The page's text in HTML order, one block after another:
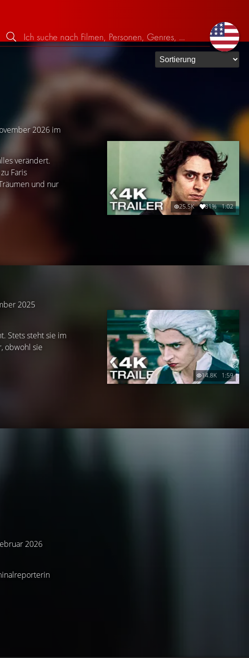
2026 im
verändert.
Faris
und nur
25.5K 81% 1:02
2025
Stets steht sie im
obwohl sie
14.8K 1:59
2026